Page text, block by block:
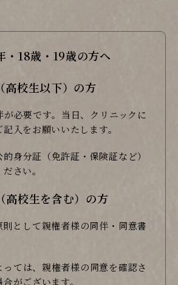
・18歳・19歳の方へ
高校生以下）の方
必要です。当日、クリニックに
入をお願いいたします。
身分証（免許証・保険証など）
さい。
高校生を含む）の方
則として親権者様の同伴・同意書
ては、親権者様の同意を確認さ
がございます。